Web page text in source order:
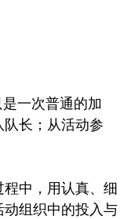
一次普通的加
长；从活动参
中，用认真、细
组织中的投入与